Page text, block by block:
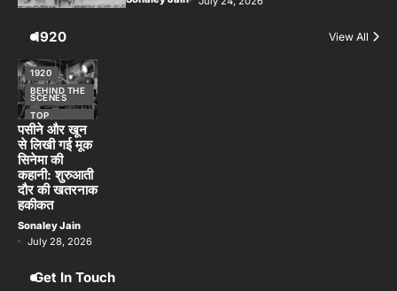
1920 View All
1920
BEHIND THE
SCENES
TOP
STORIES
पसीने और खून
से लिखी गई मूक
सिनेमा की
कहानी: शुरुआती
दौर की खतरनाक
हकीकत
Sonaley Jain
July 28, 2026
Get In Touch